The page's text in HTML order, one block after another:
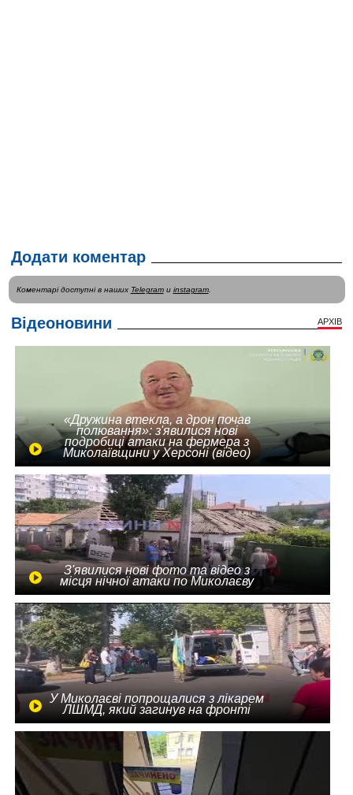
Додати коментар
Коментарі доступні в наших Telegramи instagram.
Відеоновини АРХІВ
«Дружина втекла, а дрон почав
полювання»: з'явилися нові
подробиці атаки на фермера з
Миколаївщини у Херсоні (відео)
З'явилися нові фото та відео з
місця нічної атаки по Миколаєву
У Миколаєві попрощалися з лікарем
ЛШМД, який загинув на фронті